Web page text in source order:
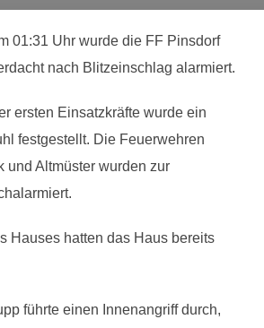
01:31 Uhr wurde die FF Pinsdorf
nach Blitzeinschlag alarmiert.
ersten Einsatzkräfte wurde ein
festgestellt. Die Feuerwehren
und Altmüster wurden zur
Hauses hatten das Haus bereits
führte einen Innenangriff durch,